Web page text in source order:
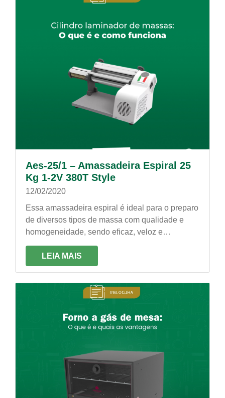
Aes-25/1 – Amassadeira Espiral 25
Kg 1-2V 380T Style
12/02/2020
Essa amassadeira espiral é ideal para o preparo
de diversos tipos de massa com qualidade e
homogeneidade, sendo eficaz, veloz e
econômica. É própria para trabalhos constantes!
LEIA MAIS